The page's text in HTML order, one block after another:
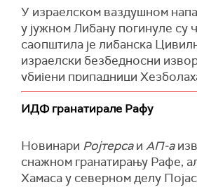
Израел је саопштио да је да
отворен прелаз Керем Шалом
дистрибуцију помоћи.
програм за храну истиче да
није прошла кроз тај прелаз.
(The Guardian)
У израелском ваздушном
у јужном Либану погинуле су
саопштила је либанска
израелски безбедносни
убијени припадници
Израелске одбрамбене
удара користиле артиљерију,
Reuters
ИДФ гранатирале Рафу
Новинари Ројтерсаи АП-а
снажном гранатирању Рафе,
Хамаса у северном делу